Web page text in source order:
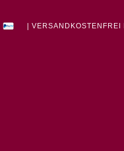
| VERSANDKOSTENFREI